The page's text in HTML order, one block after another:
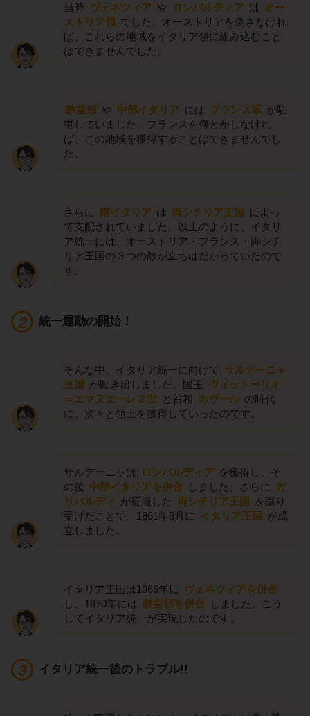
当時 ヴェネツィア や ロンバルティア は オー
ストリア領 でした。オーストリアを倒さなけれ
ば、これらの地域をイタリア領に組み込むこと
はできませんでした。
教皇領 や 中部イタリア には フランス軍 が駐
屯していました。フランスを何とかしなけれ
ば、この地域を獲得することはできませんでし
た。
さらに 南イタリア は 両シチリア王国
によっ
て支配されていました。以上のように、イタリ
ア統一には、オーストリア・フランス・両シチ
リア王国の３つの敵が立ちはだかっていたので
す。
統一運動の開始！
そんな中、イタリア統一に向けて サルデーニャ
王国
が動き出しました。国王
ヴィットーリオ
＝エマヌエーレ２世 と首相 カヴール の時代
に、次々と領土を獲得していったのです。
サルデーニャは ロンバルディア を獲得し、そ
の後 中部イタリアを併合 しました。さらに
ガ
リバルディ が征服した 両シチリア王国
を譲り
受けたことで、1861年3月に イタリア王国
が成
立しました。
イタリア王国は1866年に
ヴェネツィアを併合
し、1870年には 教皇領を併合 しました。こう
してイタリア統一が実現したのです。
イタリア統一後のトラブル!!